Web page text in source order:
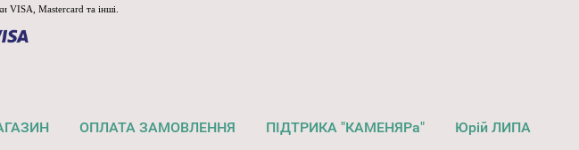
VISA, Mastercard та інші.
ОПЛАТА ЗАМОВЛЕННЯ ПІДТРИКА "КАМЕНЯРа" Юрій ЛИПА